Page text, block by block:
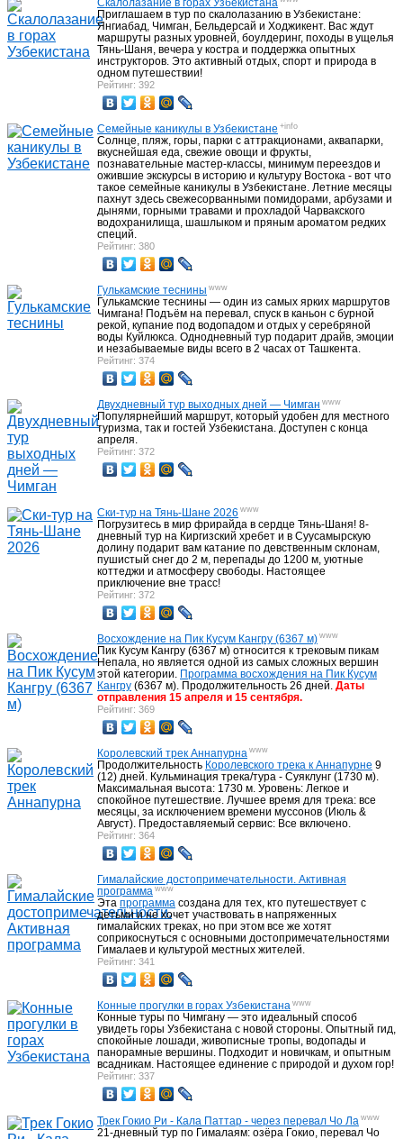
Скалолазание в горах Узбекистана
Приглашаем в тур по скалолазанию в Узбекистане:
Янгиабад, Чимган, Бельдерсай и Ходжикент. Вас ждут
маршруты разных уровней, боулдеринг, походы в ущелья
Тянь-Шаня, вечера у костра и поддержка опытных
инструкторов. Это активный отдых, спорт и природа в
одном путешествии!
Рейтинг: 392
Семейные каникулы в Узбекистане +info
Солнце, пляж, горы, парки с аттракционами, аквапарки,
вкуснейшая еда, свежие овощи и фрукты,
познавательные мастер-классы, минимум переездов и
ожившие экскурсы в историю и культуру Востока - вот что
такое семейные каникулы в Узбекистане. Летние месяцы
пахнут здесь свежесорванными помидорами, арбузами и
дынями, горными травами и прохладой Чарвакского
водохранилища, шашлыком и пряным ароматом редких
специй.
Рейтинг: 380
Гулькамские теснины www
Гулькамские теснины — один из самых ярких маршрутов
Чимгана! Подъём на перевал, спуск в каньон с бурной
рекой, купание под водопадом и отдых у серебряной
воды Куйлюкса. Однодневный тур подарит драйв, эмоции
и незабываемые виды всего в 2 часах от Ташкента.
Рейтинг: 374
Двухдневный тур выходных дней — Чимган www
Популярнейший маршрут, который удобен для местного
туризма, так и гостей Узбекистана. Доступен с конца
апреля.
Рейтинг: 372
Ски-тур на Тянь-Шане 2026 www
Погрузитесь в мир фрирайда в сердце Тянь-Шаня! 8-
дневный тур на Киргизский хребет и в Суусамырскую
долину подарит вам катание по девственным склонам,
пушистый снег до 2 м, перепады до 1200 м, уютные
коттеджи и атмосферу свободы. Настоящее
приключение вне трасс!
Рейтинг: 372
Восхождение на Пик Кусум Кангру (6367 м) www
Пик Кусум Кангру (6367 м) относится к трековым пикам
Непала, но является одной из самых сложных вершин
этой категории. Программа восхождения на Пик Кусум
Кангру (6367 м). Продолжительность 26 дней. Даты
отправления 15 апреля и 15 сентября.
Рейтинг: 369
Королевский трек Аннапурна www
Продолжительность Королевского трека к Аннапурне 9
(12) дней. Кульминация трека/тура - Суяклунг (1730 м).
Максимальная высота: 1730 м. Уровень: Легкое и
спокойное путешествие. Лучшее время для трека: все
месяцы, за исключением времени муссонов (Июль &
Август). Предоставляемый сервис: Все включено.
Рейтинг: 364
Гималайские достопримечательности. Активная
программа www
Эта программа создана для тех, кто путешествует с
детьми и не хочет участвовать в напряженных
гималайских треках, но при этом все же хотят
соприкоснуться с основными достопримечательностями
Гималаев и культурой местных жителей.
Рейтинг: 341
Конные прогулки в горах Узбекистана www
Конные туры по Чимгану — это идеальный способ
увидеть горы Узбекистана с новой стороны. Опытный гид,
спокойные лошади, живописные тропы, водопады и
панорамные вершины. Подходит и новичкам, и опытным
всадникам. Настоящее единение с природой и духом гор!
Рейтинг: 337
Трек Гокио Ри - Кала Паттар - через перевал Чо Ла www
21-дневный тур по Гималаям: озёра Гокио, перевал Чо